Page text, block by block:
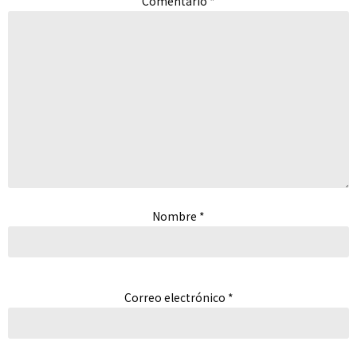
Nombre *
Correo electrónico *